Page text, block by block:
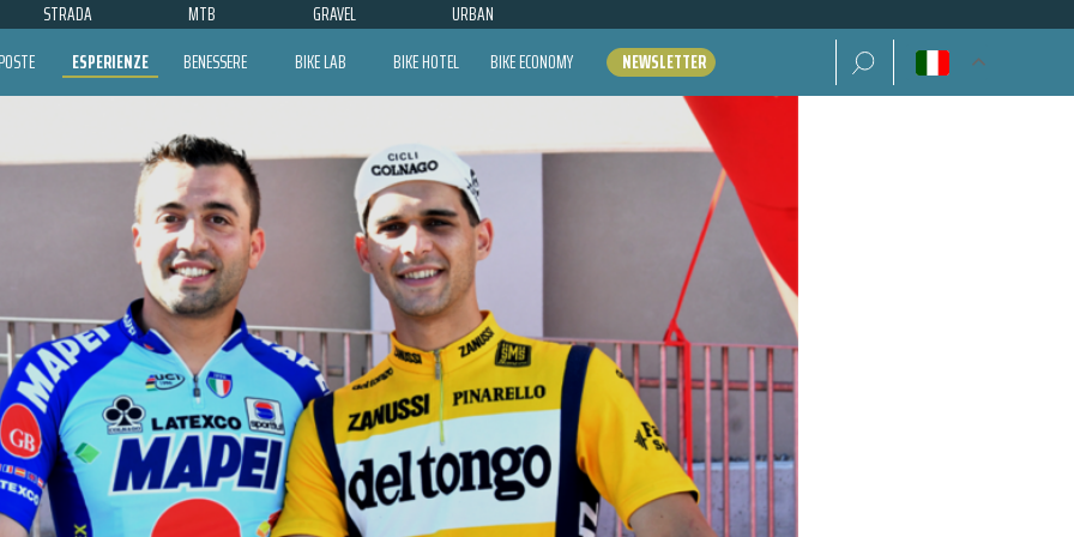
STRADA MTB GRAVEL URBAN
ESPERIENZE BENESSERE BIKE LAB BIKE HOTEL BIKE ECONOMY NEWSLETTER Ricerca per: